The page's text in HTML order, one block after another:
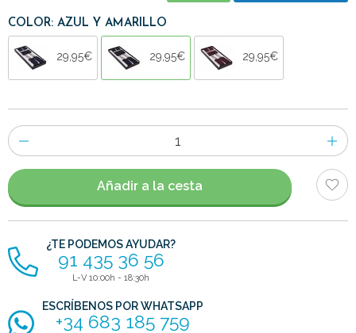
COLOR: AZUL Y AMARILLO
29,95€ 29,95€ 29,95€
Número
de
artículos
Añadir a la cesta
¿TE PODEMOS AYUDAR?
91 435 36 56
L-V 10:00h - 18:30h
ESCRÍBENOS POR WHATSAPP
+34 683 185 759